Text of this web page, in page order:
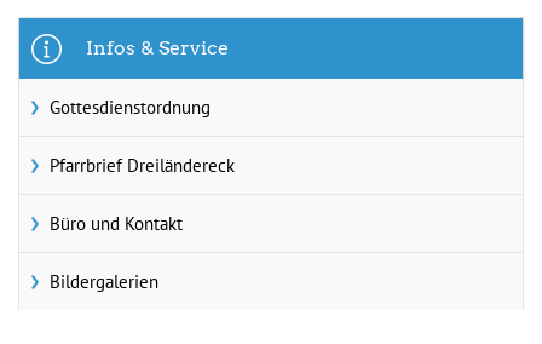
Infos & Service
Gottesdienstordnung
Pfarrbrief Dreiländereck
Büro und Kontakt
Bildergalerien